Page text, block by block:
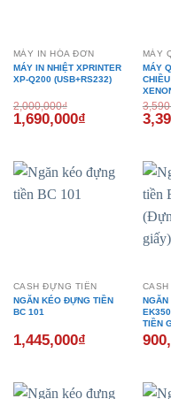
MÁY IN HÓA ĐƠN
MÁY IN NHIỆT XPRINTER
XP-Q200 (USB+RS232)
2,000,000₫
Giá
gốc
1,690,000₫Giá
1,690,000₫.
MÁY
MÁY
Giá
gốc
CASH ĐỰNG TIỀN
NGĂN KÉO ĐỰNG TIỀN
BC 101
1,445,000₫
NGĂN
TIỀN